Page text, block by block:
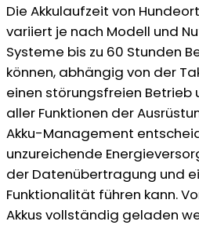
Die Akkulaufzeit von
variiert je nach Modell und
Systeme bis zu 60 Stunden
können, abhängig von der
einen störungsfreien Betrieb
aller Funktionen der
Akku-Management
unzureichende
der Datenübertragung und
Funktionalität führen kann.
Akkus vollständig geladen